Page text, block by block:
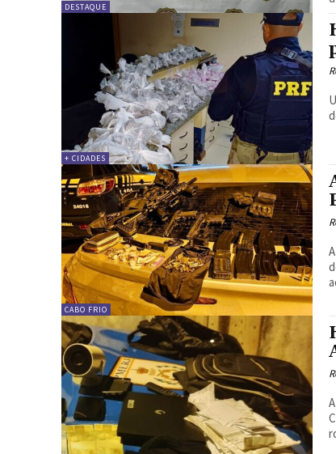
DESTAQUE
+ CIDADES
CABO FRIO